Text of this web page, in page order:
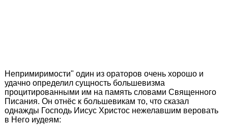
Непримиримости" один из ораторов очень хорошо и
удачно определил сущность большевизма
процитированными им на память словами Священного
Писания. Он отнёс к большевикам то, что сказал
однажды Господь Иисус Христос нежелавшим веровать
в Него иудеям: